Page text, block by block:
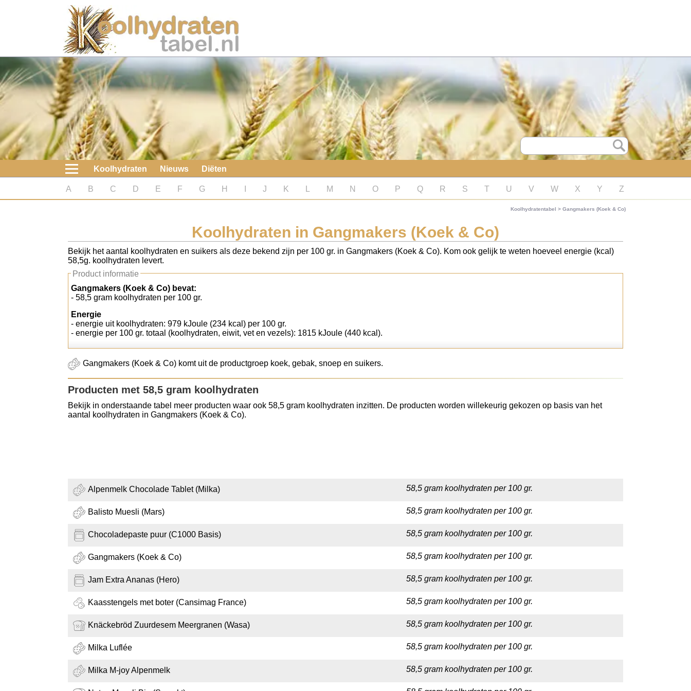
Koolhydraten
Nieuws
Koolhydraatarme diëten
Boeken
koolhydraatarme diëten
Diabetes test
Koolhydraten tellen
Koolhydraten Nieuws Diëten
A B C D E F G H J K M N O P Q R S T U V W X Y Z
Koolhydratentabel > Gangmakers (Koek & Co)
Koolhydraten in Gangmakers (Koek & Co)
Bekijk het aantal koolhydraten en suikers als deze bekend zijn per 100 gr. in Gangmakers (Koek & Co). Kom ook gelijk te weten hoeveel energie (kcal)
58,5g. koolhydraten levert.
Product informatie
Gangmakers (Koek & Co) bevat:
- 58,5 gram koolhydraten per 100 gr.
Energie
- energie uit koolhydraten: 979 kJoule (234 kcal) per 100 gr.
- energie per 100 gr. totaal (koolhydraten, eiwit, vet en vezels): 1815 kJoule (440 kcal).
Gangmakers (Koek & Co) komt uit de productgroep koek, gebak, snoep en suikers.
Producten met 58,5 gram koolhydraten
Bekijk in onderstaande tabel meer producten waar ook 58,5 gram koolhydraten inzitten. De producten worden willekeurig gekozen op basis van het
aantal koolhydraten in Gangmakers (Koek & Co).
Alpenmelk Chocolade Tablet (Milka) 58,5 gram koolhydraten per 100 gr.
Balisto Muesli (Mars) 58,5 gram koolhydraten per 100 gr.
Chocoladepaste puur (C1000 Basis) 58,5 gram koolhydraten per 100 gr.
Gangmakers (Koek & Co) 58,5 gram koolhydraten per 100 gr.
Jam Extra Ananas (Hero) 58,5 gram koolhydraten per 100 gr.
Kaasstengels met boter (Cansimag France) 58,5 gram koolhydraten per 100 gr.
Knäckebröd Zuurdesem Meergranen (Wasa) 58,5 gram koolhydraten per 100 gr.
Milka Luflée 58,5 gram koolhydraten per 100 gr.
Milka M-joy Alpenmelk 58,5 gram koolhydraten per 100 gr.